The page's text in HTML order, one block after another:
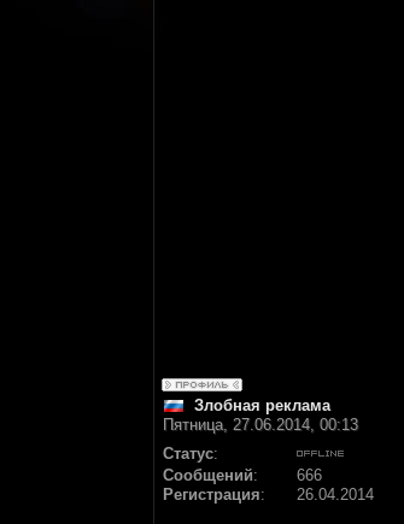
Злобная реклама
Пятница, 27.06.2014, 00:13
Статус:
Сообщений:
666
Регистрация: 26.04.2014